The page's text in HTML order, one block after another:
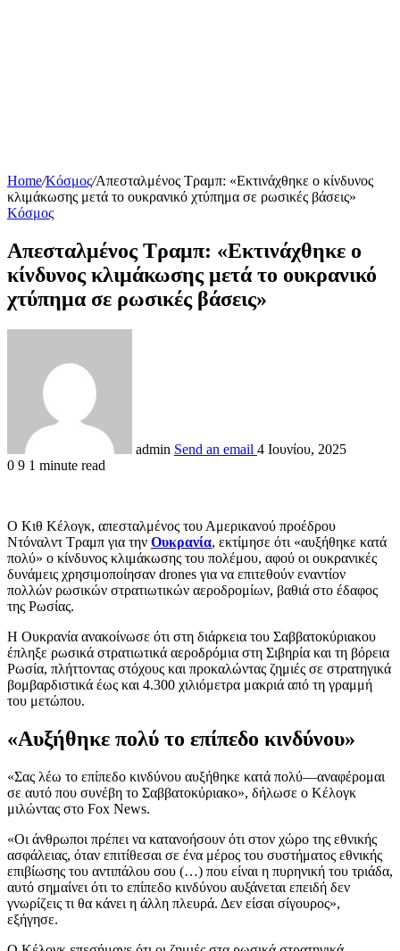
Home/Κόσμος/Απεσταλμένος Τραμπ: «Εκτινάχθηκε ο κίνδυνος
κλιμάκωσης μετά το ουκρανικό χτύπημα σε ρωσικές βάσεις»
Κόσμος
Απεσταλμένος Τραμπ: «Εκτινάχθηκε ο
κίνδυνος κλιμάκωσης μετά το ουκρανικό
χτύπημα σε ρωσικές βάσεις»
admin Send an email 4 Ιουνίου, 2025
0 9 1 minute read
Ο Κιθ Κέλογκ, απεσταλμένος του Αμερικανού προέδρου
Ντόναλντ Τραμπ για την Ουκρανία, εκτίμησε ότι «αυξήθηκε κατά
πολύ» ο κίνδυνος κλιμάκωσης του πολέμου, αφού οι ουκρανικές
δυνάμεις χρησιμοποίησαν drones για να επιτεθούν εναντίον
πολλών ρωσικών στρατιωτικών αεροδρομίων, βαθιά στο έδαφος
της Ρωσίας.
Η Ουκρανία ανακοίνωσε ότι στη διάρκεια του Σαββατοκύριακου
έπληξε ρωσικά στρατιωτικά αεροδρόμια στη Σιβηρία και τη βόρεια
Ρωσία, πλήττοντας στόχους και προκαλώντας ζημιές σε στρατηγικά
βομβαρδιστικά έως και 4.300 χιλιόμετρα μακριά από τη γραμμή
του μετώπου.
«Αυξήθηκε πολύ το επίπεδο κινδύνου»
«Σας λέω το επίπεδο κινδύνου αυξήθηκε κατά πολύ—αναφέρομαι
σε αυτό που συνέβη το Σαββατοκύριακο», δήλωσε ο Κέλογκ
μιλώντας στο Fox News.
«Οι άνθρωποι πρέπει να κατανοήσουν ότι στον χώρο της εθνικής
ασφάλειας, όταν επιτίθεσαι σε ένα μέρος του συστήματος εθνικής
επιβίωσης του αντιπάλου σου (…) που είναι η πυρηνική του τριάδα,
αυτό σημαίνει ότι το επίπεδο κινδύνου αυξάνεται επειδή δεν
γνωρίζεις τι θα κάνει η άλλη πλευρά. Δεν είσαι σίγουρος»,
εξήγησε.